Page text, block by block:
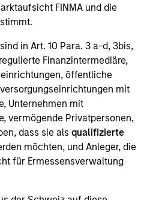
FINMA und die
sind in Art. 10 Para. 3 a-d, 3bis,
Finanzintermediäre,
öffentliche
mit
Unternehmen mit
vermögende Privatpersonen,
dass sie alsqualifizierte
möchten, und Anleger, die
für Ermessensverwaltung